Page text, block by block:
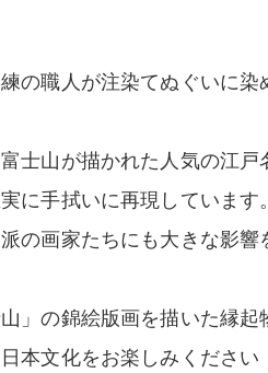
の職人が注染てぬぐいに染
士山が描かれた人気の江戸
に手拭いに再現しています。
の画家たちにも大きな影響
」の錦絵版画を描いた縁起
本文化をお楽しみください